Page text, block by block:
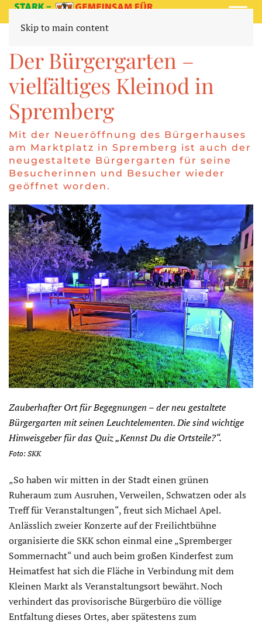
Skip to main content
Der Bürgergarten –
vielfältiges Kleinod in
Spremberg
Mit der Neueröffnung des Bürgerhauses
am Marktplatz in Spremberg ist auch der
neugestaltete Bürgergarten für seine
Besucherinnen und Besucher wieder
geöffnet worden.
Zauberhafter Ort für Begegnungen – der neu gestaltete
Bürgergarten mit seinen Leuchtelementen. Die sind wichtige
Hinweisgeber für das Quiz „Kennst Du die Ortsteile?“.
Foto: SKK
„So haben wir mitten in der Stadt einen grünen
Ruheraum zum Ausruhen, Verweilen, Schwatzen oder als
Treff für Veranstaltungen“, freut sich Michael Apel.
Anlässlich zweier Konzerte auf der Freilichtbühne
organisierte die SKK schon einmal eine „Spremberger
Sommernacht“ und auch beim großen Kinderfest zum
Heimatfest hat sich die Fläche in Verbindung mit dem
Kleinen Markt als Veranstaltungsort bewährt. Noch
verhindert das provisorische Bürgerbüro die völlige
Entfaltung dieses Ortes, aber spätestens zum